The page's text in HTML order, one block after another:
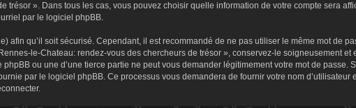
trésor ». Dans tous les cas, vous pouvez choisir quelle information de votre compte sera
par le logiciel phpBB.
afin qu’il soit sécurisé. Cependant, il est recommandé de ne pas utiliser le même mot de
le-Chateau: rendez-vous des chercheurs de trésor », conservez-le soigneusement
ou une d’une tierce partie ne peut vous demander légitimement votre mot de passe.
par le logiciel phpBB. Ce processus vous demandera de fournir votre nom